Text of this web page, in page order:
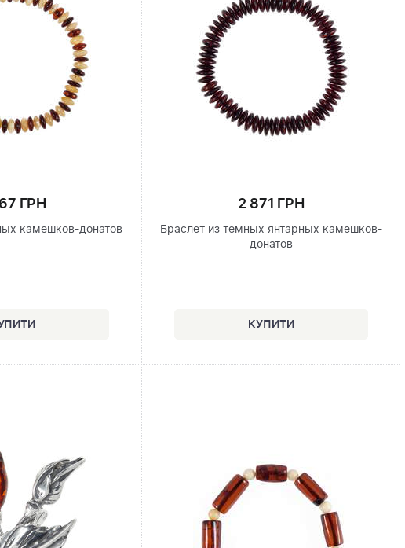
ГРН
камешков-донатов
2 871 ГРН
Браслет из темных янтарных камешков-
донатов